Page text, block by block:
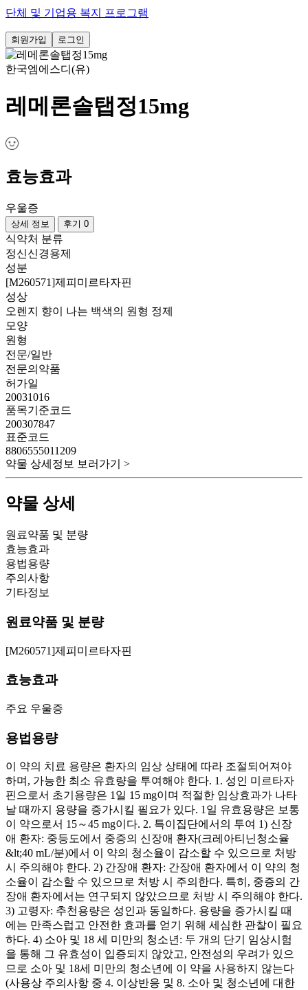
단체 및 기업용 복지 프로그램
회원가입 로그인
한국엠에스디(유)
레메론솔탭정15mg
효능효과
우울증
상세 정보 후기 0
식약처 분류
정신신경용제
성분
[M260571]제피미르타자핀
성상
오렌지 향이 나는 백색의 원형 정제
모양
원형
전문/일반
전문의약품
허가일
20031016
품목기준코드
200307847
표준코드
8806555011209
약물 상세정보 보러가기 >
약물 상세
원료약품 및 분량
효능효과
용법용량
주의사항
기타정보
원료약품 및 분량
[M260571]제피미르타자핀
효능효과
주요 우울증
용법용량
이 약의 치료 용량은 환자의 임상 상태에 따라 조절되어져야
하며, 가능한 최소 유효량을 투여해야 한다. 1. 성인 미르타자
핀으로서 초기용량은 1일 15 mg이며 적절한 임상효과가 나타
날 때까지 용량을 증가시킬 필요가 있다. 1일 유효용량은 보통
이 약으로서 15～45 mg이다. 2. 특이집단에서의 투여 1) 신장
애 환자: 중등도에서 중증의 신장애 환자(크레아티닌청소율
&lt;40 mL/분)에서 이 약의 청소율이 감소할 수 있으므로 처방
시 주의해야 한다. 2) 간장애 환자: 간장애 환자에서 이 약의 청
소율이 감소할 수 있으므로 처방 시 주의한다. 특히, 중증의 간
장애 환자에서는 연구되지 않았으므로 처방 시 주의해야 한다.
3) 고령자: 추천용량은 성인과 동일하다. 용량을 증가시킬 때
에는 만족스럽고 안전한 효과를 얻기 위해 세심한 관찰이 필요
하다. 4) 소아 및 18 세 미만의 청소년: 두 개의 단기 임상시험
을 통해 그 유효성이 입증되지 않았고, 안전성의 우려가 있으
므로 소아 및 18세 미만의 청소년에 이 약을 사용하지 않는다
(사용상 주의사항 중 4. 이상반응 및 8. 소아 및 청소년에 대한